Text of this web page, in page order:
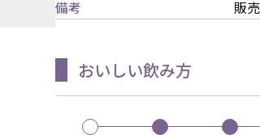
備考
販
おいしい飲み方